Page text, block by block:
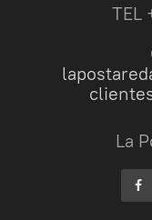
TEL
La